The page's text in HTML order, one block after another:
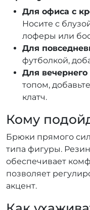
Для офиса с
Носите с
лоферы или
Для
футболкой,
Для
топом,
клатч.
Кому
Брюки прямого
типа фигуры.
обеспечивает
позволяет
акцент.